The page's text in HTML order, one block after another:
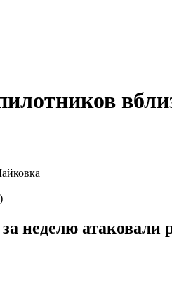
неделю